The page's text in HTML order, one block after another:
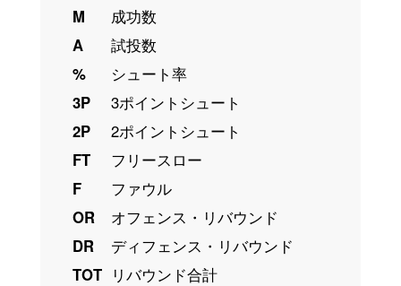
M
成功数
A
試投数
%
シュート率
3P
3ポイントシュート
2P
2ポイントシュート
FT
フリースロー
F
ファウル
OR
オフェンス・リバウンド
DR
ディフェンス・リバウンド
TOT リバウンド合計